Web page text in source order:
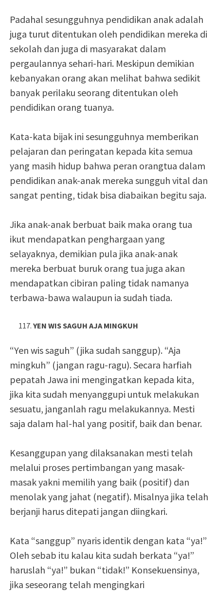
Padahal sesungguhnya pendidikan anak adalah
juga turut ditentukan oleh pendidikan mereka di
sekolah dan juga di masyarakat dalam
pergaulannya sehari-hari. Meskipun demikian
kebanyakan orang akan melihat bahwa sedikit
banyak perilaku seorang ditentukan oleh
pendidikan orang tuanya.
Kata-kata bijak ini sesungguhnya memberikan
pelajaran dan peringatan kepada kita semua
yang masih hidup bahwa peran orangtua dalam
pendidikan anak-anak mereka sungguh vital dan
sangat penting, tidak bisa diabaikan begitu saja.
Jika anak-anak berbuat baik maka orang tua
ikut mendapatkan penghargaan yang
selayaknya, demikian pula jika anak-anak
mereka berbuat buruk orang tua juga akan
mendapatkan cibiran paling tidak namanya
terbawa-bawa walaupun ia sudah tiada.
YEN WIS SAGUH AJA MINGKUH
“Yen wis saguh” (jika sudah sanggup). “Aja
mingkuh” (jangan ragu-ragu). Secara harfiah
pepatah Jawa ini mengingatkan kepada kita,
jika kita sudah menyanggupi untuk melakukan
sesuatu, janganlah ragu melakukannya. Mesti
saja dalam hal-hal yang positif, baik dan benar.
Kesanggupan yang dilaksanakan mesti telah
melalui proses pertimbangan yang masak-
masak yakni memilih yang baik (positif) dan
menolak yang jahat (negatif). Misalnya jika telah
berjanji harus ditepati jangan diingkari.
Kata “sanggup” nyaris identik dengan kata “ya!”
Oleh sebab itu kalau kita sudah berkata “ya!”
haruslah “ya!” bukan “tidak!” Konsekuensinya,
jika seseorang telah mengingkari